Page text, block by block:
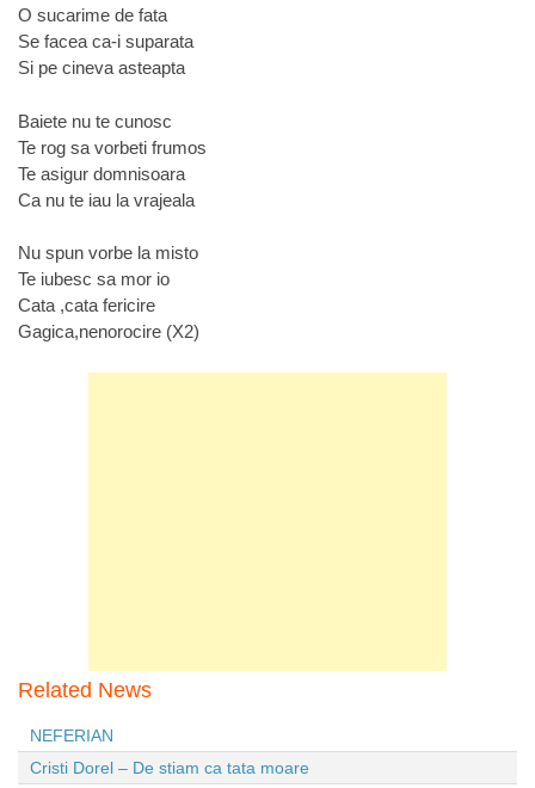
O sucarime de fata
Se facea ca-i suparata
Si pe cineva asteapta
Baiete nu te cunosc
Te rog sa vorbeti frumos
Te asigur domnisoara
Ca nu te iau la vrajeala
Nu spun vorbe la misto
Te iubesc sa mor io
Cata ,cata fericire
Gagica,nenorocire (X2)
Related News
NEFERIAN
Cristi Dorel – De stiam ca tata moare